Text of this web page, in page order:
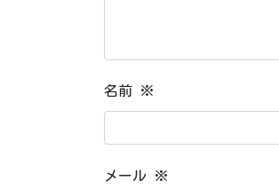
名前 ※
メール ※